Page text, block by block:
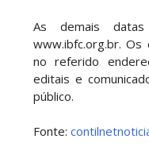
As demais
www.ibfc.org.br. Os
no referido
editais e
público.
Fonte: